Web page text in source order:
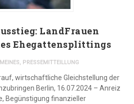
LandFrauen
Ehegattensplittings
, PRESSEMITTEILLUNG
wirtschaftliche Gleichstellung der
Berlin, 16.07.2024 – Anreiz
Begünstigung finanzieller